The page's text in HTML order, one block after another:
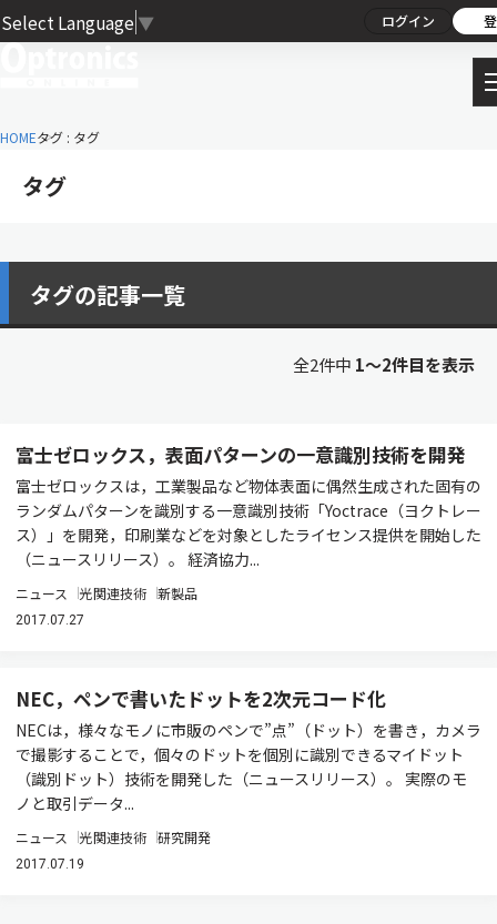
Select Language ▼ ログイン
HOMEタグ : タグ
タグ
タグの記事一覧
全2件中 1〜2件目を表示
富士ゼロックス，表面パターンの一意識別技術を開発
富士ゼロックスは，工業製品など物体表面に偶然生成された固有の
ランダムパターンを識別する一意識別技術「Yoctrace（ヨクトレー
ス）」を開発，印刷業などを対象としたライセンス提供を開始した
（ニュースリリース）。 経済協力...
ニュース 光関連技術 新製品
2017.07.27
NEC，ペンで書いたドットを2次元コード化
NECは，様々なモノに市販のペンで”点”（ドット）を書き，カメラ
で撮影することで，個々のドットを個別に識別できるマイドット
（識別ドット）技術を開発した（ニュースリリース）。 実際のモ
ノと取引データ...
ニュース 光関連技術 研究開発
2017.07.19